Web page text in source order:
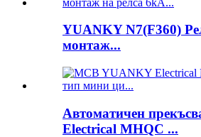
YUANKY N7(F360)
монтаж...
Автоматичен
Electrical MHQC ...